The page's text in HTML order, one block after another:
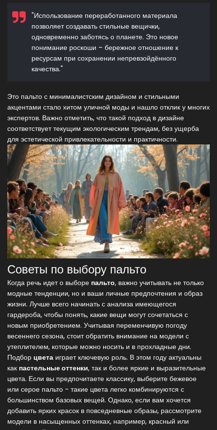
"Использование переработанного материала
позволяет создавать стильные вещички,
одновременно заботясь о планете. Это новое
понимание роскоши – бережное отношение к
ресурсам при сохранении непревзойдённого
качества."
Это пальто с минималистским дизайном и стильными
акцентами стало хитом уличной моды и нашло отклик у многих
экспертов. Важно отметить, что такой подход в дизайне
соответствует текущим экологическим трендам, без ущерба
для эстетической привлекательности и практичности.
Советы по выбору пальто
Когда речь идет о выборе пальто, важно учитывать не только
модные тенденции, но и ваши личные предпочтения и образ
жизни. Лучше всего начинать с анализа имеющегося
гардероба, чтобы понять, какие вещи могут сочетаться с
новым приобретением. Учитывая переменчивую погоду
весеннего сезона, стоит обратить внимание на модели с
утеплителем, которые можно носить и в прохладные дни.
Подбор цвета играет ключевую роль. В этом году актуальны
как пастельные оттенки, так и более яркие и выразительные
цвета. Если вы предпочитаете классику, выберите бежевое
или серое пальто - такие цвета легко комбинируются с
большинством базовых вещей. Однако, если вам хочется
добавить ярких красок в повседневные образы, рассмотрите
модели в насыщенных оттенках, например, красный или